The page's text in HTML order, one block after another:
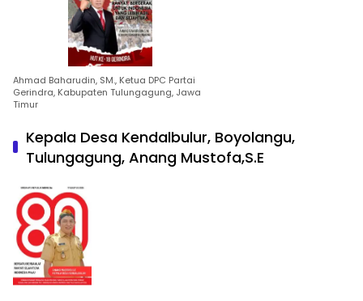
Ahmad Baharudin, SM., Ketua DPC Partai
Gerindra, Kabupaten Tulungagung, Jawa
Timur
Kepala Desa Kendalbulur, Boyolangu,
Tulungagung, Anang Mustofa,S.E